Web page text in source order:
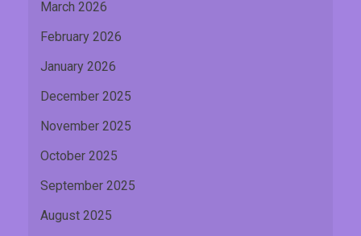
March 2026
February 2026
January 2026
December 2025
November 2025
October 2025
September 2025
August 2025